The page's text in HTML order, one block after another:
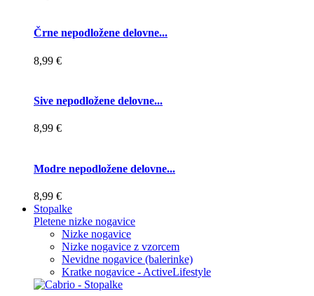
Črne nepodložene delovne...
8,99 €
Sive nepodložene delovne...
8,99 €
Modre nepodložene delovne...
8,99 €
Stopalke
Pletene nizke nogavice
Nizke nogavice
Nizke nogavice z vzorcem
Nevidne nogavice (balerinke)
Kratke nogavice - ActiveLifestyle